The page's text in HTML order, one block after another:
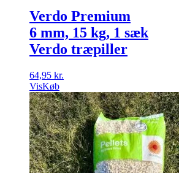
Verdo Premium
6 mm, 15 kg, 1 sæk
Verdo træpiller
64,95 kr.
VisKøb